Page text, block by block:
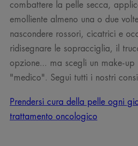
combattere la pelle secca,
emolliente almeno una o due
nascondere rossori, cicatrici e
ridisegnare le sopracciglia, il
opzione... ma scegli un make-
"medico". Segui tutti i nostri
Prendersi cura della pelle ogni
trattamento oncologico